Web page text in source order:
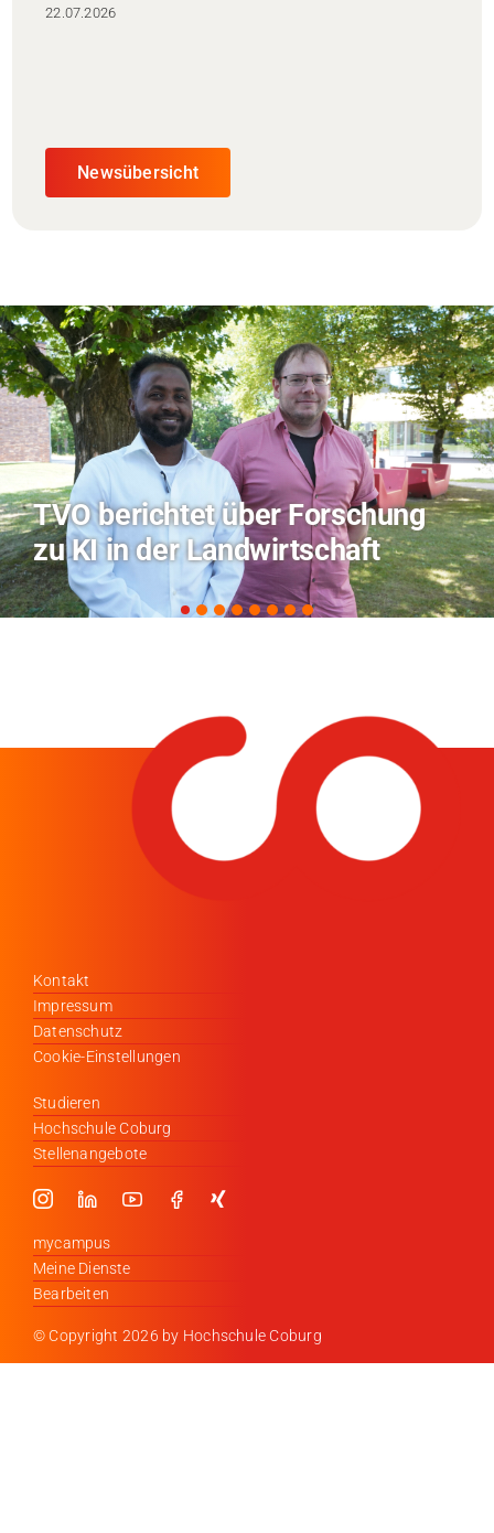
22.07.2026
Newsübersicht
Hitze-Aktionstag: Hochschule
Coburg im Radio Bamberg
Kontakt
Impressum
Datenschutz
Cookie-Einstellungen
Studieren
Hochschule Coburg
Stellenangebote
mycampus
Meine Dienste
Bearbeiten
© Copyright 2026 by Hochschule Coburg